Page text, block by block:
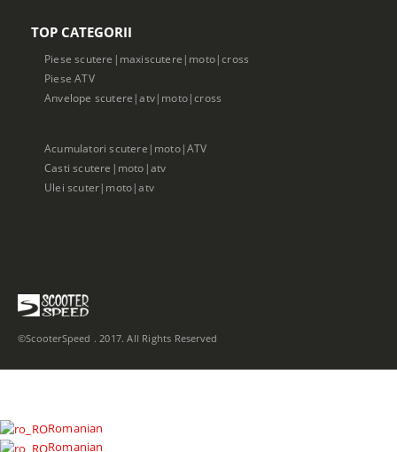
TOP CATEGORII
Piese scutere|maxiscutere|moto|cross
Piese ATV
Anvelope scutere|atv|moto|cross
Acumulatori scutere|moto|ATV
Casti scutere|moto|atv
Ulei scuter|moto|atv
©ScooterSpeed . 2017. All Rights Reserved
Romanian
Romanian